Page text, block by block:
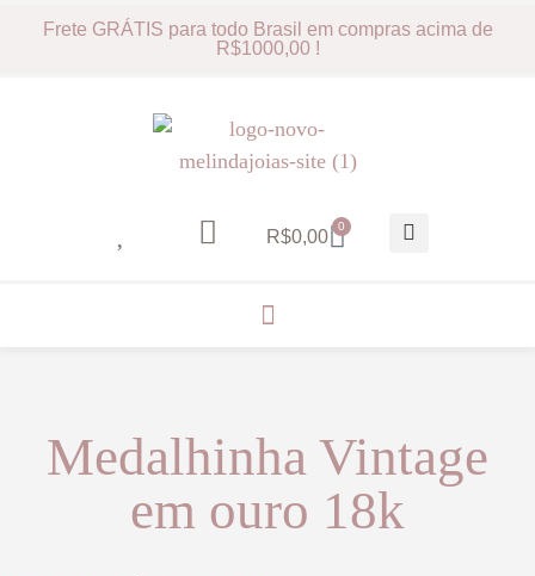
Frete GRÁTIS para todo Brasil em compras acima de
R$1000,00 !
R$0,00 0
Medalhinha Vintage
em ouro 18k